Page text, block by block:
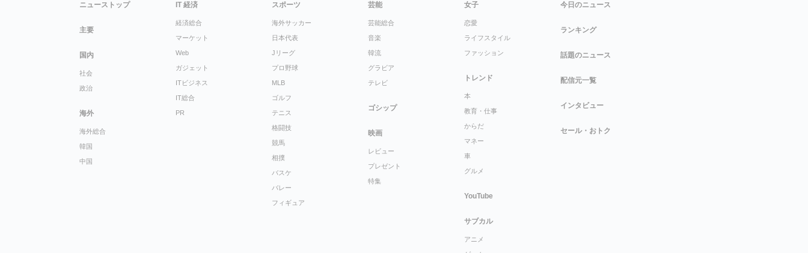
ニューストップ
主要
国内
社会
政治
海外
海外総合
韓国
中国
IT 経済
経済総合
マーケット
Web
ガジェット
ITビジネス
IT総合
PR
スポーツ
海外サッカー
日本代表
Jリーグ
プロ野球
MLB
ゴルフ
テニス
格闘技
競馬
相撲
バスケ
バレー
フィギュア
芸能
芸能総合
音楽
韓流
グラビア
テレビ
ゴシップ
映画
レビュー
プレゼント
特集
女子
恋愛
ライフスタイル
ファッション
トレンド
本
教育・仕事
からだ
マネー
車
グルメ
YouTube
サブカル
アニメ
今日のニュース
ランキング
話題のニュース
配信元一覧
インタビュー
セール・おトク